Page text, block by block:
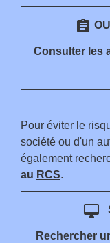
assignment
Consulter les
Pour éviter le
société ou d'un
également
au RCS.
desktop_mac
Rechercher